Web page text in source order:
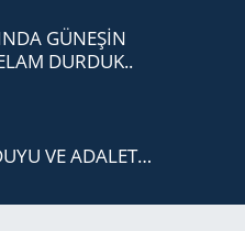
GÜNEŞİN
DURDUK..
VE ADA­LET…